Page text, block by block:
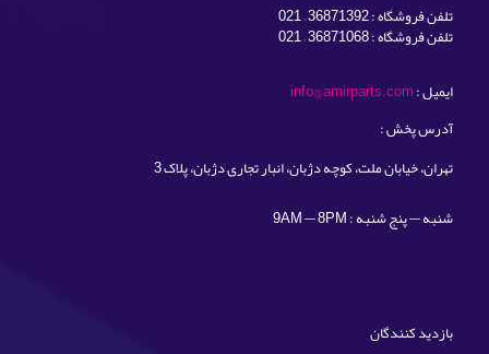
تلفن فروشگاه : 36871392 – 021
تلفن فروشگاه : 36871068 – 021
ایمیل :info@amirparts.com
آدرس پخش :
تهران، خیابان ملت، کوچه دژبان، انبار تجاری دژبان، پلاک 3
شنبه — پنج شنبه : 9AM — 8PM
بازدید کنندگان